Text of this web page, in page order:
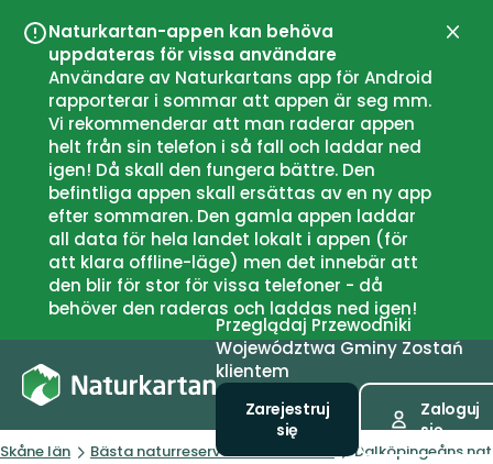
Naturkartan-appen kan behöva
uppdateras för vissa användare
Användare av Naturkartans app för Android
rapporterar i sommar att appen är seg mm.
Vi rekommenderar att man raderar appen
helt från sin telefon i så fall och laddar ned
igen! Då skall den fungera bättre. Den
befintliga appen skall ersättas av en ny app
efter sommaren. Den gamla appen laddar
all data för hela landet lokalt i appen (för
att klara offline-läge) men det innebär att
den blir för stor för vissa telefoner - då
behöver den raderas och laddas ned igen!
Przeglądaj Przewodniki
Województwa Gminy Zostań
klientem
Zarejestruj
się
Zaloguj
się
Skåne län Bästa naturreservaten i Skåne län Dalköpingeåns